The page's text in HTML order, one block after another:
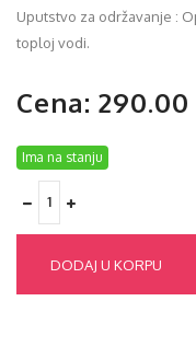
Uputstvo za održavanje :
toploj vodi.
Cena: 290.00
Ima na stanju
DODAJ U KORPU